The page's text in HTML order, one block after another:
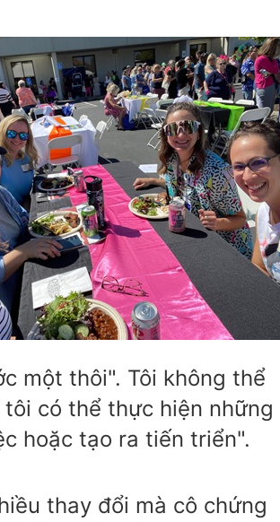
một thôi". Tôi không thể
có thể thực hiện những
hoặc tạo ra tiến triển".
thay đổi mà cô chứng